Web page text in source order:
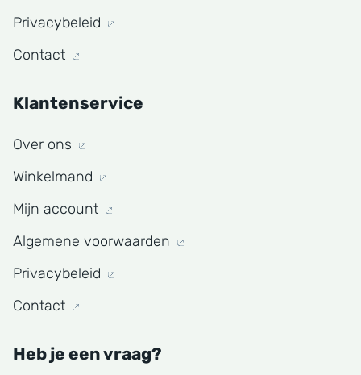
Privacybeleid
Contact
Klantenservice
Over ons
Winkelmand
Mijn account
Algemene voorwaarden
Privacybeleid
Contact
Heb je een vraag?